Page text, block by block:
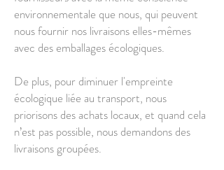
environnementale que nous, qui peuvent
nous fournir nos livraisons elles-mêmes
avec des emballages écologiques.
De plus, pour diminuer l'empreinte
écologique liée au transport, nous
priorisons des achats locaux, et quand cela
n’est pas possible, nous demandons des
livraisons groupées.